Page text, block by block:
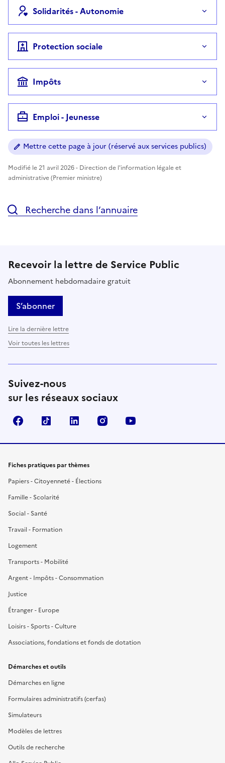
Solidarités - Autonomie
Protection sociale
Impôts
Emploi - Jeunesse
Mettre cette page à jour (réservé aux services publics)
Modifié le 21 avril 2026 - Direction de l'information légale et
administrative (Premier ministre)
Recherche dans l’annuaire
Recevoir la lettre de Service Public
Abonnement hebdomadaire gratuit
S’abonner
Lire la dernière lettre
Voir toutes les lettres
Suivez-nous
sur les réseaux sociaux
FacebookTikTok LinkedIn Instagram
Fiches pratiques par thèmes
Papiers - Citoyenneté - Élections
Famille - Scolarité
Social - Santé
Travail - Formation
Logement
Transports - Mobilité
Argent - Impôts - Consommation
Justice
Étranger - Europe
Loisirs - Sports - Culture
Associations, fondations et fonds de dotation
Démarches et outils
Démarches en ligne
Formulaires administratifs (cerfas)
Simulateurs
Modèles de lettres
Outils de recherche